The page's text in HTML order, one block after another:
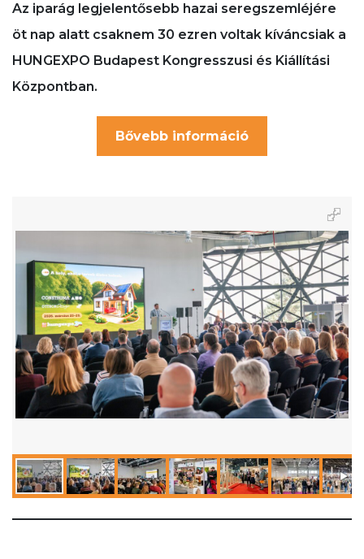
Az iparág legjelentősebb hazai seregszemléjére
öt nap alatt csaknem 30 ezren voltak kíváncsiak a
HUNGEXPO Budapest Kongresszusi és Kiállítási
Központban.
Bővebb információ